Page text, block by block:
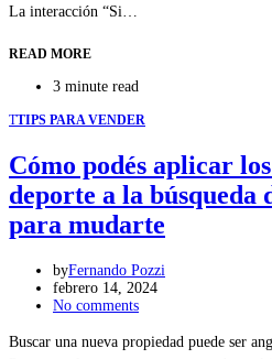
La interacción “Si…
READ MORE
3 minute read
TTIPS PARA VENDER
Cómo podés aplicar
deporte a la búsqueda
para mudarte
byFernando Pozzi
febrero 14, 2024
No comments
Buscar una nueva propiedad puede ser